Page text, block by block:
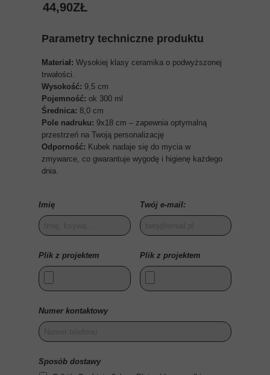
44,90ZŁ
Parametry techniczne produktu
Materiał: Wysokiej klasy ceramika o podwyższonej
trwałości.
Wysokość: 9,5 cm
Pojemność: ok 300 ml
Średnica: 8,0 cm
Pole nadruku: 9x18 cm – zapewnia optymalną
przestrzeń na Twoją personalizację
Odporność: Kubek nadaje się do mycia w
zmywarce, co gwarantuje wygodę i higienę każdego
dnia.
Imię Twój e-mail:
Plik z projektem Plik z projektem
Numer kontaktowy
Sposób dostawy